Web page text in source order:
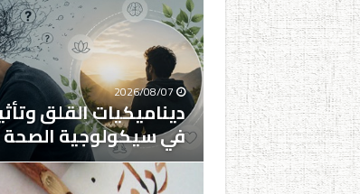
2026/08/07
ديناميكيات القلق
في سيكولوجية